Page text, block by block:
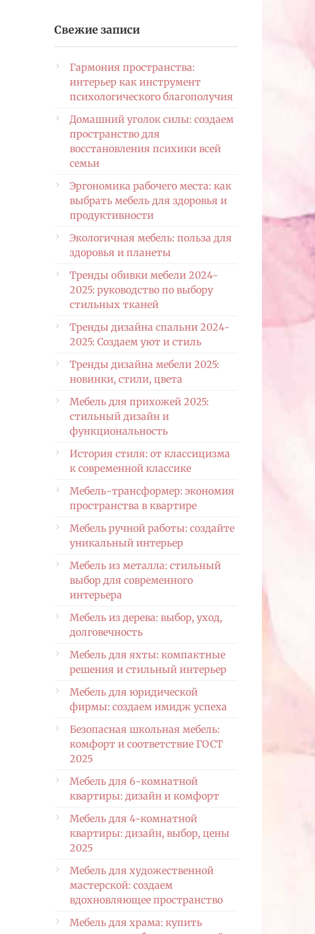
Свежие записи
Гармония пространства:
интерьер как инструмент
психологического благополучия
Домашний уголок силы: создаем
пространство для
восстановления психики всей
семьи
Эргономика рабочего места: как
выбрать мебель для здоровья и
продуктивности
Экологичная мебель: польза для
здоровья и планеты
Тренды обивки мебели 2024-
2025: руководство по выбору
стильных тканей
Тренды дизайна спальни 2024-
2025: Создаем уют и стиль
Тренды дизайна мебели 2025:
новинки, стили, цвета
Мебель для прихожей 2025:
стильный дизайн и
функциональность
История стиля: от классицизма
к современной классике
Мебель-трансформер: экономия
пространства в квартире
Мебель ручной работы: создайте
уникальный интерьер
Мебель из металла: стильный
выбор для современного
интерьера
Мебель из дерева: выбор, уход,
долговечность
Мебель для яхты: компактные
решения и стильный интерьер
Мебель для юридической
фирмы: создаем имидж успеха
Безопасная школьная мебель:
комфорт и соответствие ГОСТ
2025
Мебель для 6-комнатной
квартиры: дизайн и комфорт
Мебель для 4-комнатной
квартиры: дизайн, выбор, цены
2025
Мебель для художественной
мастерской: создаем
вдохновляющее пространство
Мебель для храма: купить